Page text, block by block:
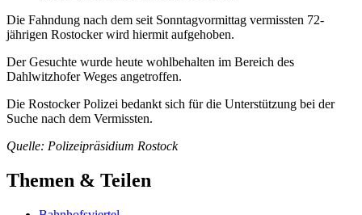
Die Fahndung nach dem seit Sonntagvormittag vermissten 72-
jährigen Rostocker wird hiermit aufgehoben.
Der Gesuchte wurde heute wohlbehalten im Bereich des
Dahlwitzhofer Weges angetroffen.
Die Rostocker Polizei bedankt sich für die Unterstützung bei der
Suche nach dem Vermissten.
Quelle: Polizeipräsidium Rostock
Themen & Teilen